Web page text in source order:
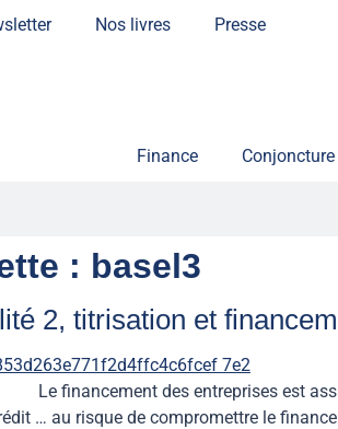
Nos livres Presse
Finance Conjoncture
: basel3
2, titrisation et
Le financement des entreprises est
… au risque de compromettre le